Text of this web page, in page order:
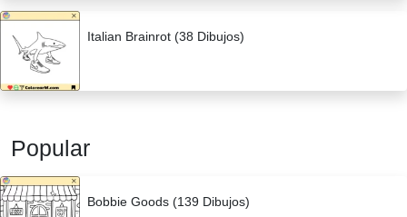
Italian Brainrot (38 Dibujos)
Popular
Bobbie Goods (139 Dibujos)